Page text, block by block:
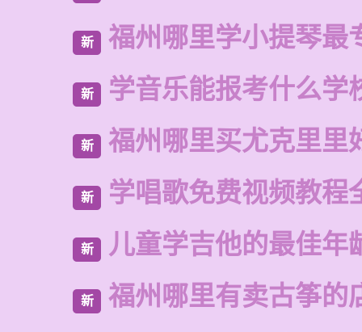
新 福州哪里学小提琴最
新 学音乐能报考什么学
新 福州哪里买尤克里里
新 学唱歌免费视频教程
新 儿童学吉他的最佳年
新 福州哪里有卖古筝的